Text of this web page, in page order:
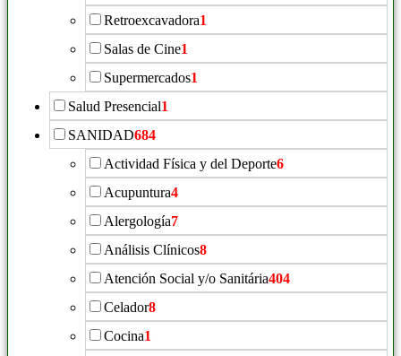
Retroexcavadora1
Salas de Cine1
Supermercados1
Salud Presencial1
SANIDAD684
Actividad Física y del Deporte6
Acupuntura4
Alergología7
Análisis Clínicos8
Atención Social y/o Sanitária404
Celador8
Cocina1